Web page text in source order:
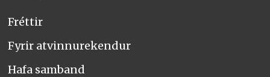
Fréttir
Fyrir atvinnurekendur
Hafa samband